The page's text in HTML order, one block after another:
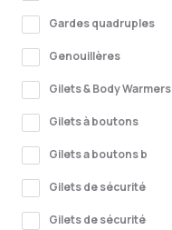
Gardes quadruples
Genouillères
Gilets & Body Warmers
Gilets à boutons
Gilets a boutons b
Gilets de sécurité
Gilets de sécurité